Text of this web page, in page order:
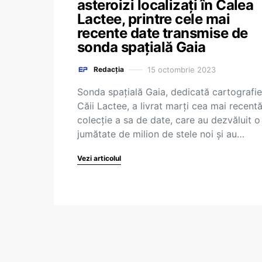
asteroizi localizați în Calea
Lactee, printre cele mai
recente date transmise de
sonda spațială Gaia
Redacția 15 octombrie 2023
Sonda spaţială Gaia, dedicată
Căii Lactee, a livrat marţi cea mai recentă
colecţie a sa de date, care au dezvăluit o
jumătate de milion de stele noi şi au…
Vezi articolul